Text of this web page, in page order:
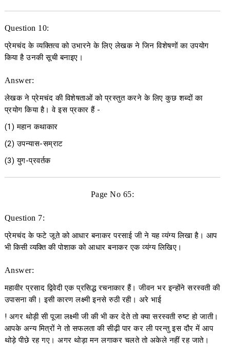
Question 10:
प्रेमचंद के व्यक्तित्व को उभारने के लिए लेखक ने जिन विशेषणों का उपयोग
किया है उनकी सूची बनाइए।
Answer:
लेखक ने प्रेमचंद की विशेषताओं को प्रस्तुत करने के लिए कुछ शब्दों का
प्रयोग किया है। वे इस प्रकार हैं -
(1) महान कथाकार
(2) उपन्यास-सम्राट
(3) युग-प्रवर्तक
Page No 65:
Question 7:
प्रेमचंद के फटे जूते को आधार बनाकर परसाई जी ने यह व्यंग्य लिखा है। आप
भी किसी व्यक्ति की पोशाक को आधार बनाकर एक व्यंग्य लिखिए।
Answer:
महावीर प्रसाद द्विवेदी एक प्रसिद्ध रचनाकार हैं। जीवन भर इन्होंने सरस्वती की
उपासना की। इसी कारण लक्ष्मी इनसे रुठी रही। अरे भाई
! अगर थोड़ी सी पूजा लक्ष्मी जी की भी कर देते तो क्या सरस्वती रुष्ट हो जाती।
आपके अन्य मित्रों ने तो सफलता की सीढ़ी पार कर ली परन्तु इस दौर में आप
थोड़े पीछे रह गए। अगर थोड़ा मन लगाकर चलते तो अकेले नहीं रह जाते।